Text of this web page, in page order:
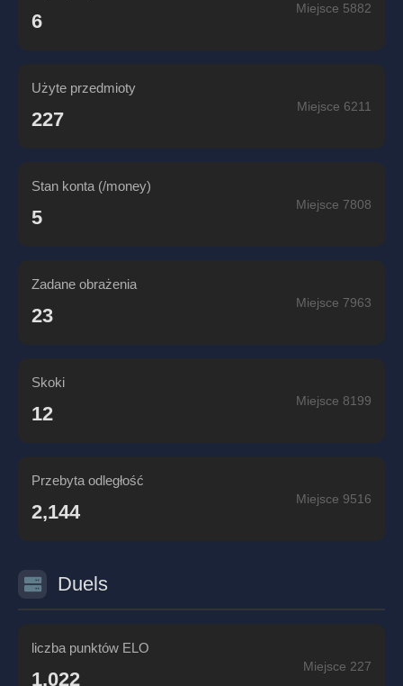
6
Miejsce 5882
Użyte przedmioty
227
Miejsce 6211
Stan konta (/money)
5
Miejsce 7808
Zadane obrażenia
23
Miejsce 7963
Skoki
12
Miejsce 8199
Przebyta odległość
2,144
Miejsce 9516
Duels
liczba punktów ELO
1,022
Miejsce 227